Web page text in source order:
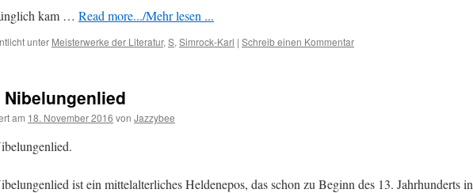
kam … Read more.../Mehr lesen ...
unter Meisterwerke der Literatur, S, Simrock-Karl | Schreib einen Kommentar
Nibelungenlied
am 18. November 2016 von Jazzybee
ist ein mittelalterliches Heldenepos, das schon zu Beginn des 13. Jahrhunderts in